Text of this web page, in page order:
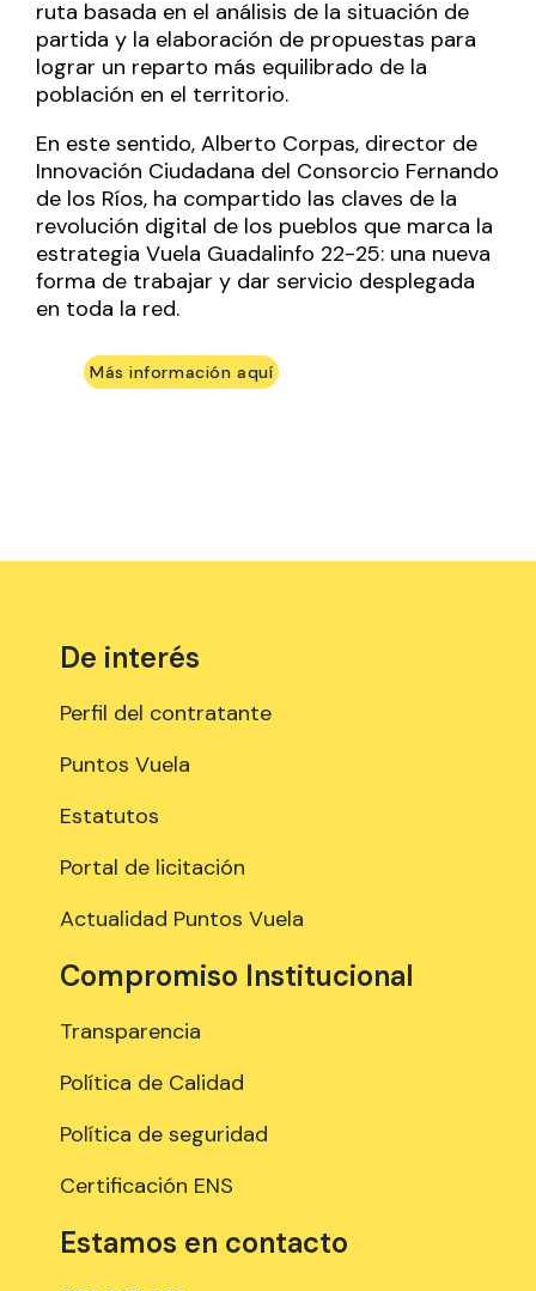
ruta basada en el análisis de la situación de
partida y la elaboración de propuestas para
lograr un reparto más equilibrado de la
población en el territorio.
En este sentido, Alberto Corpas, director de
Innovación Ciudadana del Consorcio Fernando
de los Ríos, ha compartido las claves de la
revolución digital de los pueblos que marca la
estrategia Vuela Guadalinfo 22-25: una nueva
forma de trabajar y dar servicio desplegada
en toda la red.
Más información aquí
De interés
Perfil del contratante
Puntos Vuela
Estatutos
Portal de licitación
Actualidad Puntos Vuela
Compromiso Institucional
Transparencia
Política de Calidad
Política de seguridad
Certificación ENS
Estamos en contacto